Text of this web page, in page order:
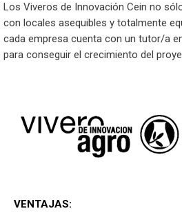
Los Viveros de Innovación Cein no
con locales asequibles y totalmente
cada empresa cuenta con un tutor/a
para conseguir el crecimiento del
VENTAJAS: